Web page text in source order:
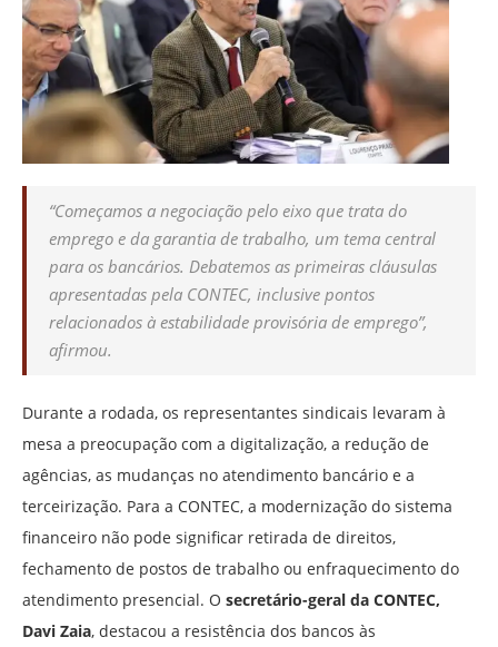
“Começamos a negociação pelo eixo que trata do
emprego e da garantia de trabalho, um tema central
para os bancários. Debatemos as primeiras cláusulas
apresentadas pela CONTEC, inclusive pontos
relacionados à estabilidade provisória de emprego”,
afirmou.
Durante a rodada, os representantes sindicais levaram à
mesa a preocupação com a digitalização, a redução de
agências, as mudanças no atendimento bancário e a
terceirização. Para a CONTEC, a modernização do sistema
financeiro não pode significar retirada de direitos,
fechamento de postos de trabalho ou enfraquecimento do
atendimento presencial. O secretário-geral da CONTEC,
Davi Zaia, destacou a resistência dos bancos às